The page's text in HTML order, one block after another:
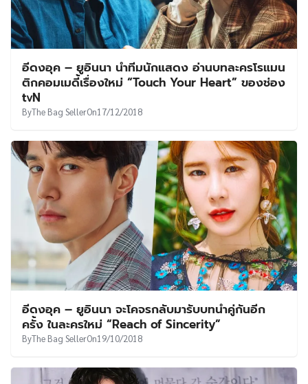
อีดงอุค – ยูอินนา นำทีมนักแสดง อ่านบทละครโรแมน
ติกคอมเมดี้เรื่องใหม่ “Touch Your Heart” ของช่อง
tvN
ByThe Bag SellerOn17/12/2018
อีดงอุค – ยูอินนา จะโคจรกลับมารับบทนำคู่กันอีก
ครั้ง ในละครใหม่ “Reach of Sincerity”
ByThe Bag SellerOn19/10/2018